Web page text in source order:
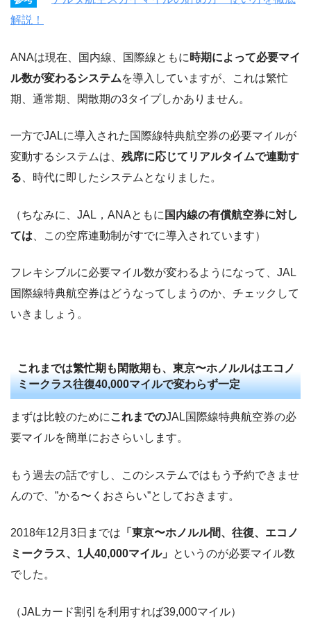
解説！
ANAは現在、国内線、国際線ともに 時期によって必要マイ
ル数が変わるシステムを導入していますが、これは繁忙
期、通常期、閑散期の3タイプしかありません。
一方でJALに導入された国際線特典航空券の必要マイルが
変動するシステムは、 残席に応じてリアルタイムで連動す
る 、時代に即したシステムとなりました。
（ちなみに、JAL，ANAともに 国内線の有償航空券に対し
ては 、この空席連動制がすでに導入されています）
フレキシブルに必要マイル数が変わるようになって、JAL
国際線特典航空券はどうなってしまうのか、チェックして
いきましょう。
これまでは繁忙期も閑散期も、東京〜ホノルルはエコノ
ミークラス往復40,000マイルで変わらず一定
まずは比較のために これまでのJAL国際線特典航空券の必
要マイルを簡単におさらいします。
もう過去の話ですし、このシステムではもう予約できませ
んので、”かる〜くおさらい”としておきます。
2018年12月3日までは 「東京〜ホノルル間、往復、エコノ
ミークラス、1人40,000マイル」
というのが必要マイル数
でした。
（JALカード割引を利用すれば39,000マイル）